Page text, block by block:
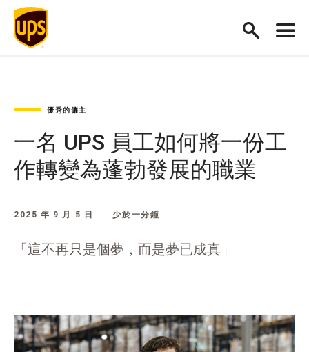
優秀的僱主
一名 UPS 員工如何將一份工
作轉變為蓬勃發展的職業
2025 年 9 月 5 日 少於一分鐘
「這不再只是個夢，而是夢已成真」